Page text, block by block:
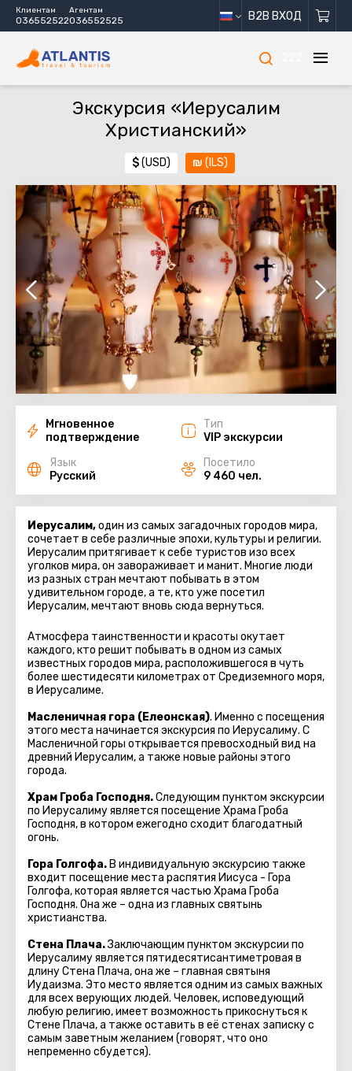
Клиентам
036552522
Агентам
036552525 B2B ВХОД
Экскурсия «Иерусалим
Христианский»
$(USD) ₪ (ILS)
Мгновенное
подтверждение
Тип
VIP экскурсии
Язык
Русский
Посетило
9 460 чел.
Иерусалим,один из самых загадочных городов мира,
сочетает в себе различные эпохи, культуры и религии.
Иерусалим притягивает к себе туристов изо всех
уголков мира, он завораживает и манит. Многие люди
из разных стран мечтают побывать в этом
удивительном городе, а те, кто уже посетил
Иерусалим, мечтают вновь сюда вернуться.
Атмосфера таинственности и красоты окутает
каждого, кто решит побывать в одном из самых
известных городов мира, расположившегося в чуть
более шестидесяти километрах от Средиземного моря,
в Иерусалиме.
Масленичная гора (Елеонская). Именно с посещения
этого места начинается экскурсия по Иерусалиму. С
Масленичной горы открывается превосходный вид на
древний Иерусалим, а также новые районы этого
города.
Храм Гроба Господня.Следующим пунктом экскурсии
по Иерусалиму является посещение Храма Гроба
Господня, в котором ежегодно сходит благодатный
огонь.
Гора Голгофа. В индивидуальную экскурсию также
входит посещение места распятия Иисуса - Гора
Голгофа, которая является частью Храма Гроба
Господня. Она же – одна из главных святынь
христианства.
Стена Плача.Заключающим пунктом экскурсии по
Иерусалиму является пятидесятисантиметровая в
длину Стена Плача, она же – главная святыня
Иудаизма. Это место является одним из самых важных
для всех верующих людей. Человек, исповедующий
любую религию, имеет возможность прикоснуться к
Стене Плача, а также оставить в её стенах записку с
самым заветным желанием (говорят, что оно
непременно сбудется).